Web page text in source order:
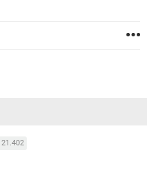
21.402